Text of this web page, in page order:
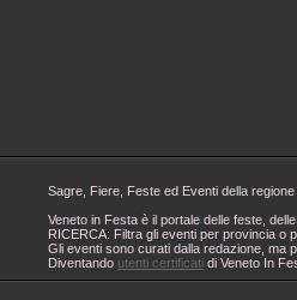
Sagre, Fiere, Feste ed Eventi della regione
Veneto in Festa è il portale delle feste,
RICERCA: Filtra gli eventi per provincia o
Gli eventi sono curati dalla redazione, ma
Diventando utenti certificati di Veneto In